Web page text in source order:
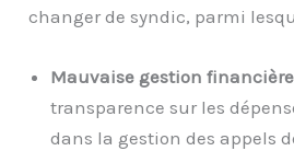
changer de syndic, parmi
Mauvaise gestion financière
transparence sur les
dans la gestion des appels